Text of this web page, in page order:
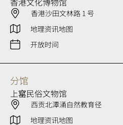
香港沙田文林路 1 号
地理资讯地图
开放时间
分馆
上窰民俗文物馆
西贡北潭涌自然教育径
地理资讯地图